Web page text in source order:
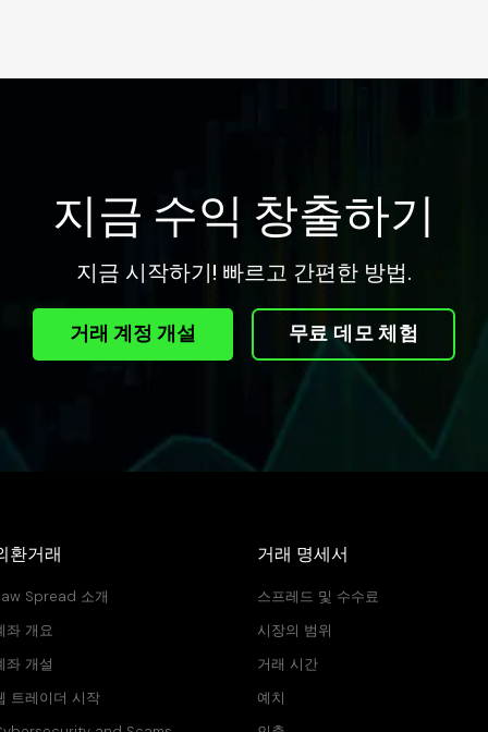
지금 수익 창출하기
지금 시작하기! 빠르고 간편한 방법.
거래 계정 개설 무료 데모 체험
환거래
Spread 소개
좌 개요
좌 개설
트레이더 시작
거래 명세서
스프레드 및 수수료
시장의 범위
거래 시간
예치